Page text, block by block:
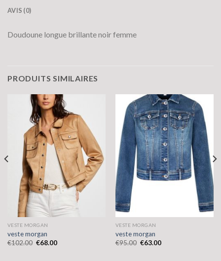
AVIS (0)
Doudoune longue brillante noir femme
PRODUITS SIMILAIRES
VESTE MORGAN
veste morgan
€102.00 €68.00
VESTE MORGAN
veste morgan
€95.00 €63.00